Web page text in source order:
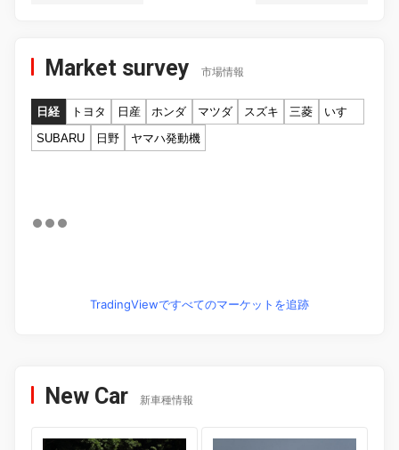
Market survey 市場情報
日経 トヨタ 日産 ホンダ マツダ スズキ 三菱
いすゞ
SUBARU
日野 ヤマハ発動機
TradingViewですべてのマーケットを追跡
New Car 新車種情報